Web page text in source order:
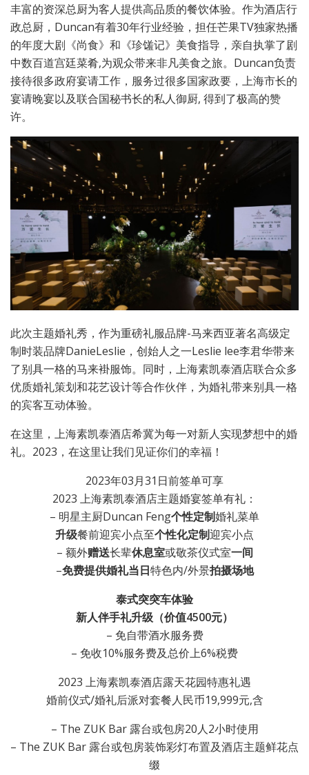
丰富的资深总厨为客人提供高品质的餐饮体验。作为酒店行
政总厨，Duncan有着30年行业经验，担任芒果TV独家热播
的年度大剧《尚食》和《珍馐记》美食指导，亲自执掌了剧
中数百道宫廷菜肴,为观众带来非凡美食之旅。Duncan负责
接待很多政府宴请工作，服务过很多国家政要，上海市长的
宴请晚宴以及联合国秘书长的私人御厨, 得到了极高的赞
许。
此次主题婚礼秀，作为重磅礼服品牌-马来西亚著名高级定
制时装品牌DanieLeslie，创始人之一Leslie lee李君华带来
了别具一格的马来褂服饰。同时，上海素凯泰酒店联合众多
优质婚礼策划和花艺设计等合作伙伴，为婚礼带来别具一格
的宾客互动体验。
在这里，上海素凯泰酒店希冀为每一对新人实现梦想中的婚
礼。2023，在这里让我们见证你们的幸福！
2023年03月31日前签单可享
2023 上海素凯泰酒店主题婚宴签单有礼：
– 明星主厨Duncan Feng个性定制婚礼菜单
升级餐前迎宾小点至个性化定制迎宾小点
– 额外赠送长辈休息室或敬茶仪式室一间
–免费提供婚礼当日特色内/外景拍摄场地
泰式突突车体验
新人伴手礼升级（价值4500元）
– 免自带酒水服务费
– 免收10%服务费及总价上6%税费
2023 上海素凯泰酒店露天花园特惠礼遇
婚前仪式/婚礼后派对套餐人民币19,999元,含
– The ZUK Bar 露台或包房20人2小时使用
– The ZUK Bar 露台或包房装饰彩灯布置及酒店主题鲜花点
缀